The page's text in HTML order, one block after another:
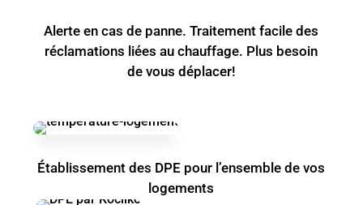
Alerte en cas de panne. Traitement facile des
réclamations liées au chauffage. Plus besoin
de vous déplacer!
Établissement des DPE pour l’ensemble de vos
logements